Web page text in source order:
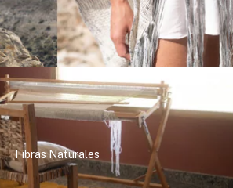
Fibras Naturales